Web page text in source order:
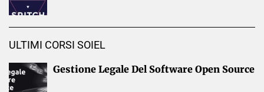
ULTIMI CORSI SOIEL
Gestione Legale Del Software Open Source